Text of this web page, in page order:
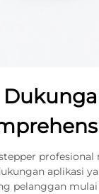
profesional
aplikasi
pelanggan